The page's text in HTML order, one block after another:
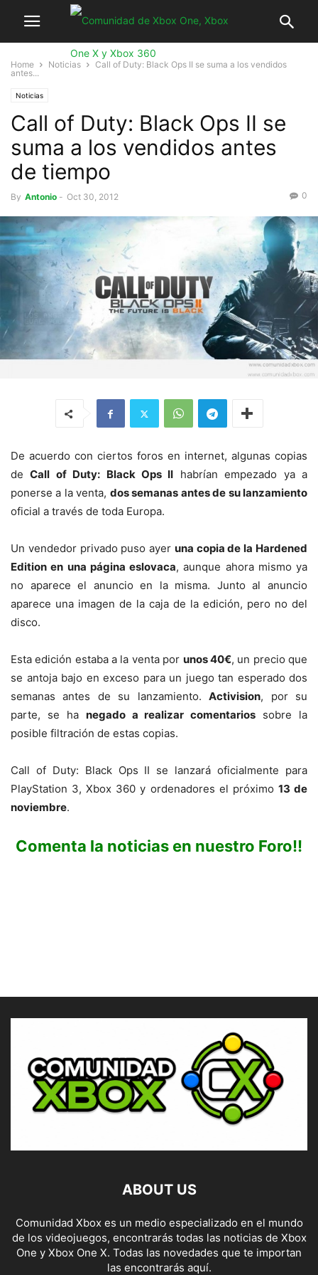
Home Noticias
Call of Duty: Black Ops II se suma a los vendidos
antes...
Noticias
Call of Duty: Black Ops II se
suma a los vendidos antes
de tiempo
By Antonio - Oct 30, 2012 0
De acuerdo con ciertos foros en internet, algunas copias
deCall of Duty: Black Ops II habrían empezado ya a
ponerse a la venta, dos semanas antes de su lanzamiento
oficial a través de toda Europa.
Un vendedor privado puso ayer una copia de la Hardened
Edition en una página eslovaca, aunque ahora mismo ya
no aparece el anuncio en la misma. Junto al anuncio
aparece una imagen de la caja de la edición, pero no del
disco.
Esta edición estaba a la venta por unos 40€, un precio que
se antoja bajo en exceso para un juego tan esperado dos
semanas antes de su lanzamiento.Activision, por su
parte, se ha negado a realizar comentarios sobre la
posible filtración de estas copias.
Call of Duty: Black Ops II se lanzará oficialmente para
PlayStation 3, Xbox 360 y ordenadores el próximo 13 de
noviembre.
Comenta la noticias en nuestro Foro!!
ABOUT US
Comunidad Xbox es un medio especializado en el mundo
de los videojuegos, encontrarás todas las noticias de Xbox
One y Xbox One X. Todas las novedades que te importan
las encontrarás aquí.